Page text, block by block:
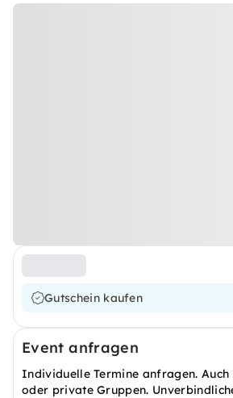
Gutschein kaufen
Event anfragen
Individuelle Termine anfragen. Auch
oder private Gruppen.